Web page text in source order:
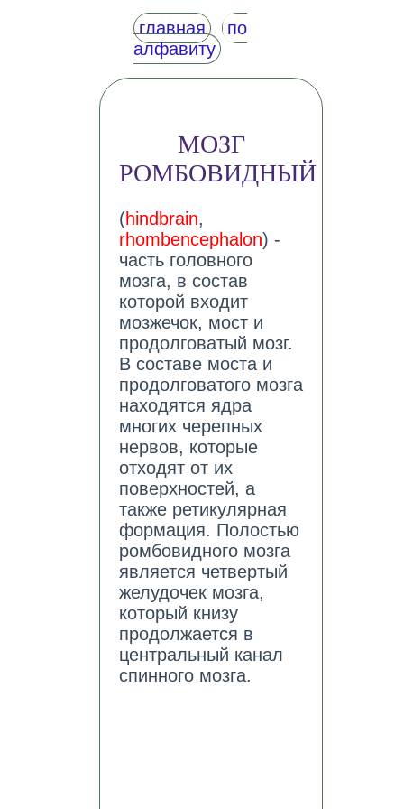
главная
по
алфавиту
МОЗГ
РОМБОВИДНЫЙ
(hindbrain,
rhombencephalon) -
часть головного
мозга, в состав
которой входит
мозжечок, мост и
продолговатый мозг.
В составе моста и
продолговатого мозга
находятся ядра
многих черепных
нервов, которые
отходят от их
поверхностей, а
также ретикулярная
формация. Полостью
ромбовидного мозга
является четвертый
желудочек мозга,
который книзу
продолжается в
центральный канал
спинного мозга.